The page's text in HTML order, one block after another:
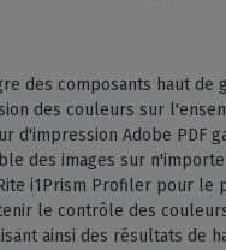
des composants haut de
des couleurs sur
d'impression Adobe PDF
des images sur
i1Prism Profiler pour le
le contrôle des
ainsi des résultats de